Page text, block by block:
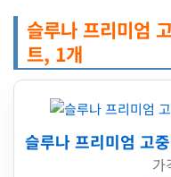
슬루나 프리미엄
트, 1개
슬루나 프리미엄 고
가